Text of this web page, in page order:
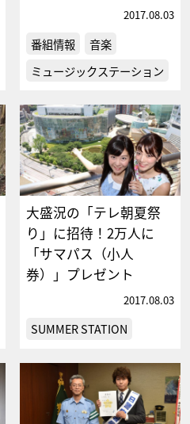
2017.08.03
番組情報
音楽
ミュージックステーション
大盛況の「テレ朝夏祭
り」に招待！2万人に
「サマパス（小人
券）」プレゼント
2017.08.03
SUMMER STATION